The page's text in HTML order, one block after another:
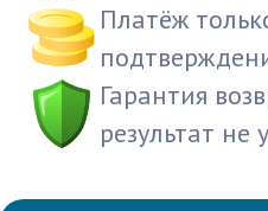
Платёж
Гарантия
результат не